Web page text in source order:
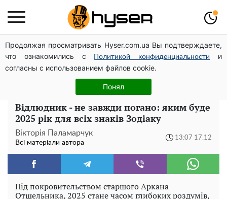
Продолжая просматривать Hyser.com.ua Вы подтверждаете,
что ознакомились с
Политикой конфиденциальности
и
согласны с использованием файлов cookie.
Понял
Посол ОБСЄ вдруге відвідав місце російського удару
по житловому будинку на Подолі
Як учасник бойових дій може оформити пільгу на
оплату комунальних послуг: інструкція
Відлюдник - не завжди погано: яким буде
2025 рік для всіх знаків Зодіаку
Вікторія Паламарчук
Всі матеріали автора
13:07 17.12
Під покровительством старшого Аркана
Отшельника, 2025 стане часом глибоких роздумів,